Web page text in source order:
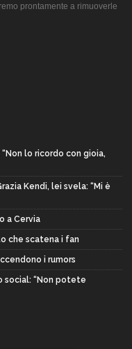
prontamente a rimuoverle
lo ricordo con gioia,
Kendi, lei svela: “Mi è
a Cervia
che scatena i fan
i rumors
social: “Non potete